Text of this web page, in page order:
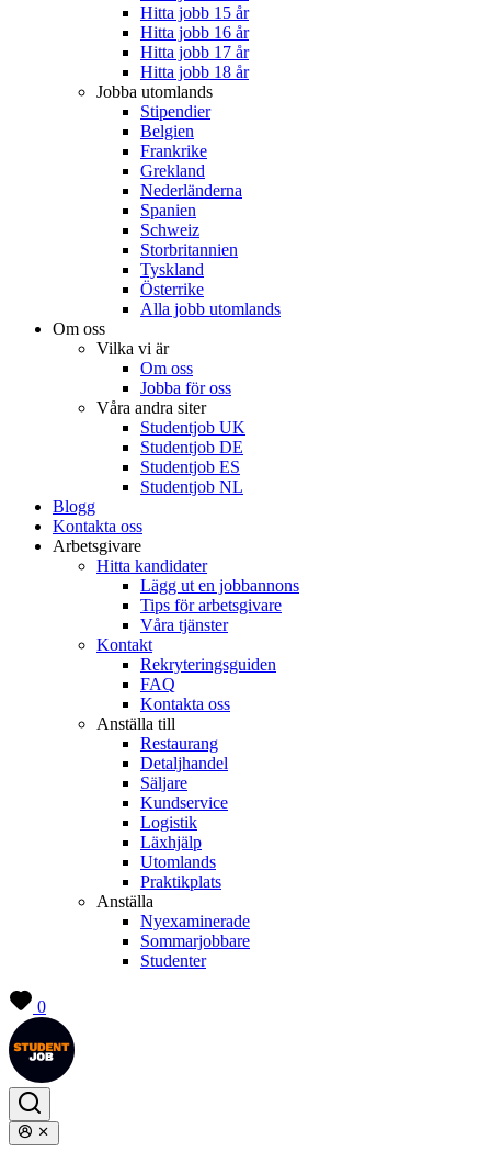
Hitta jobb 15 år
Hitta jobb 16 år
Hitta jobb 17 år
Hitta jobb 18 år
Jobba utomlands
Stipendier
Belgien
Frankrike
Grekland
Nederländerna
Spanien
Schweiz
Storbritannien
Tyskland
Österrike
Alla jobb utomlands
Om oss
Vilka vi är
Om oss
Jobba för oss
Våra andra siter
Studentjob UK
Studentjob DE
Studentjob ES
Studentjob NL
Blogg
Kontakta oss
Arbetsgivare
Hitta kandidater
Lägg ut en jobbannons
Tips för arbetsgivare
Våra tjänster
Kontakt
Rekryteringsguiden
FAQ
Kontakta oss
Anställa till
Restaurang
Detaljhandel
Säljare
Kundservice
Logistik
Läxhjälp
Utomlands
Praktikplats
Anställa
Nyexaminerade
Sommarjobbare
Studenter
0